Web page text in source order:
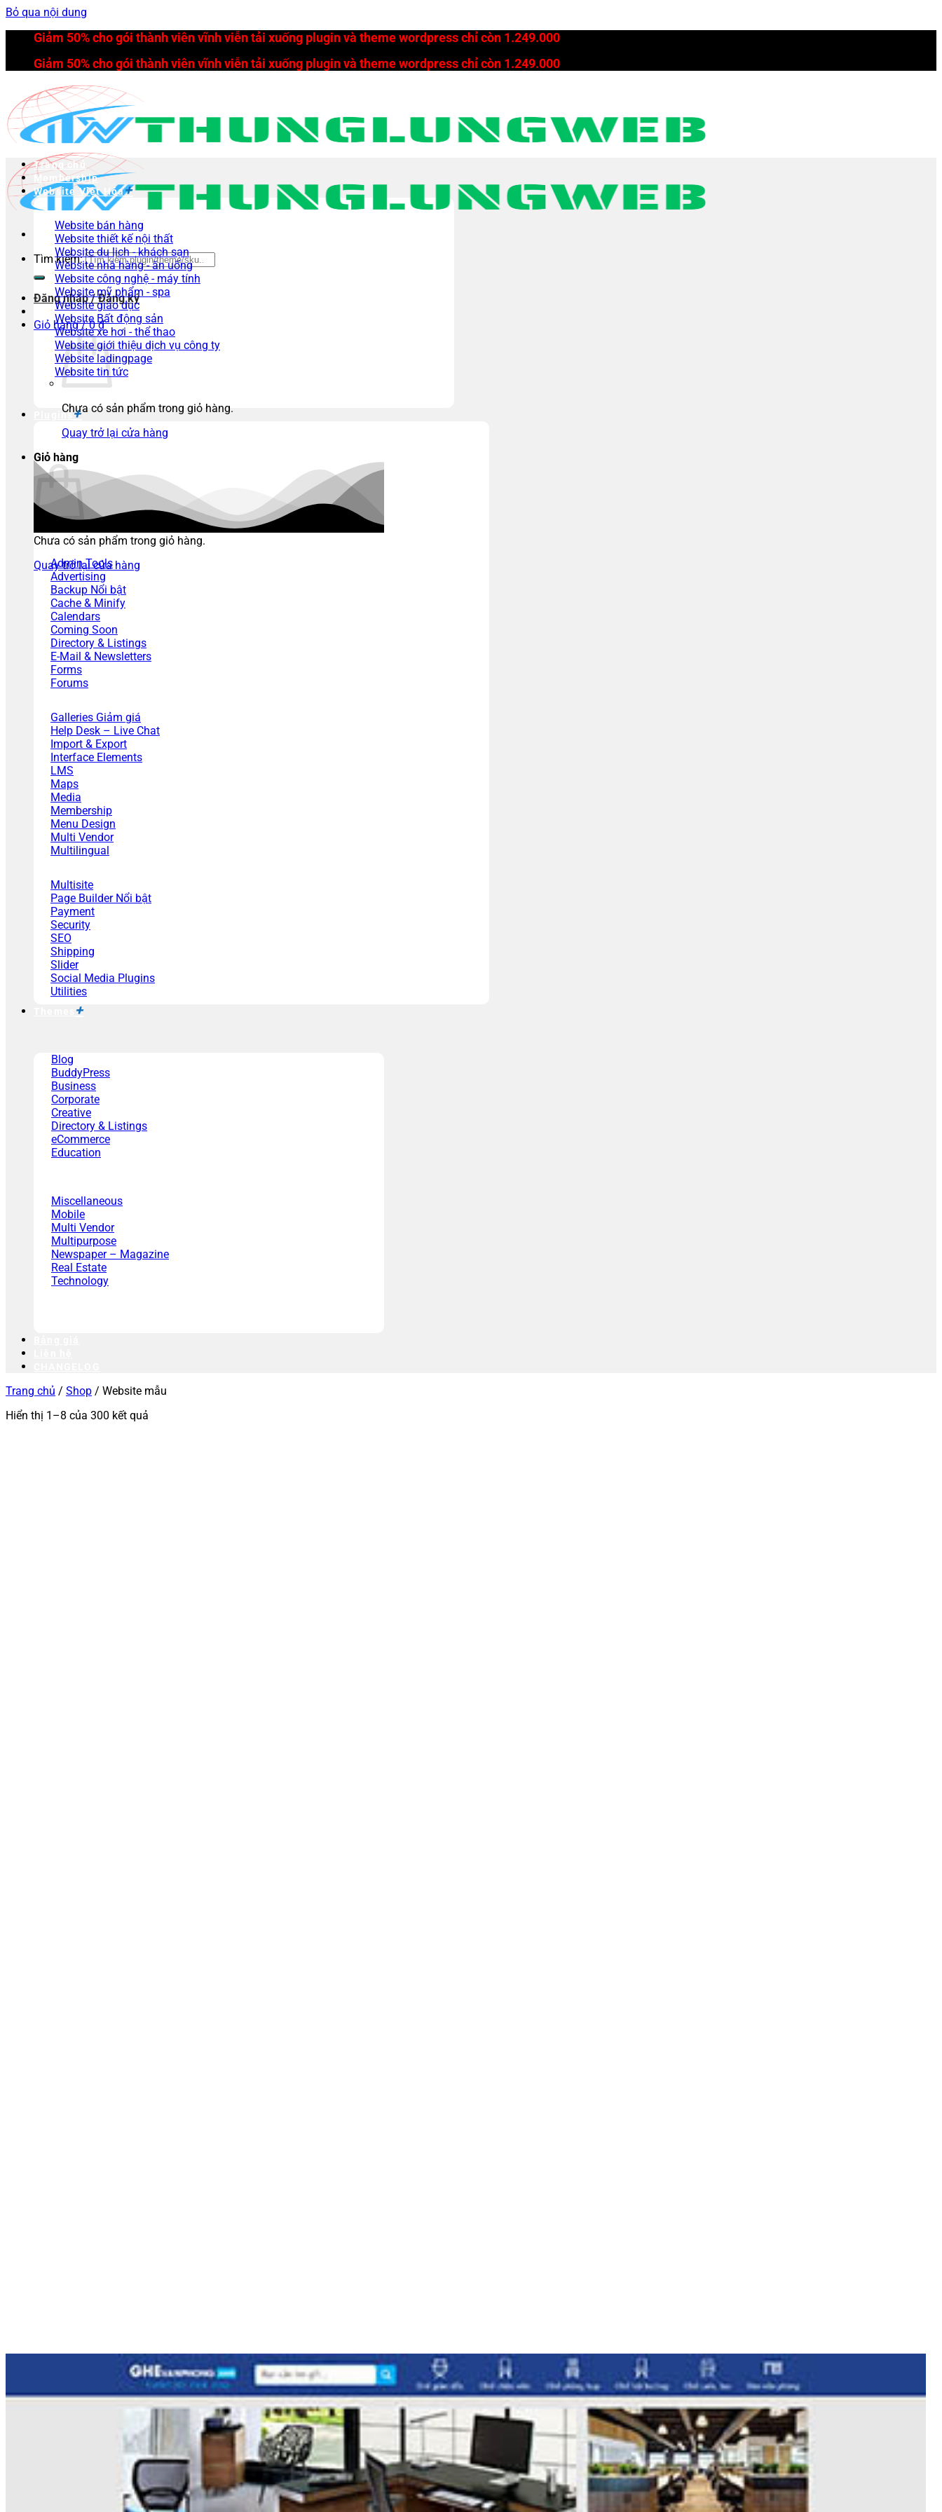
Bỏ qua nội dung
Giảm 50% cho gói thành viên vĩnh viễn tải xuống plugin và theme wordpress chỉ còn 1.249.000
Giảm 50% cho gói thành viên vĩnh viễn tải xuống plugin và theme wordpress chỉ còn 1.249.000
Tìm kiếm:
Đăng nhập / Đăng ký
Giỏ hàng /0₫
Chưa có sản phẩm trong giỏ hàng.
Quay trở lại cửa hàng
Giỏ hàng
Chưa có sản phẩm trong giỏ hàng.
Quay trở lại cửa hàng
Trang chủ
Membership
Website Việt Hóa
Website bán hàng
Website thiết kế nội thất
Website du lịch - khách sạn
Website nhà hàng - ăn uống
Website công nghệ - máy tính
Website mỹ phẩm - spa
Website giáo dục
Website Bất động sản
Website xe hơi - thể thao
Website giới thiệu dịch vụ công ty
Website ladingpage
Website tin tức
Plugins
Admin Tools
Advertising
Backup
Cache & Minify
Calendars
Coming Soon
Directory & Listings
E-Mail & Newsletters
Forms
Forums
Galleries
Help Desk – Live Chat
Import & Export
Interface Elements
LMS
Maps
Media
Membership
Menu Design
Multi Vendor
Multilingual
Multisite
Page Builder
Payment
Security
SEO
Shipping
Slider
Social Media Plugins
Utilities
Blog
BuddyPress
Business
Corporate
Creative
Directory & Listings
eCommerce
Education
Miscellaneous
Mobile
Multi Vendor
Multipurpose
Newspaper – Magazine
Real Estate
Technology
Trang chủ / Shop / Website mẫu
Hiển thị 1–8 của 300 kết quả